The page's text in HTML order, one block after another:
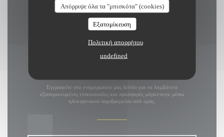
Απόρριψε όλα τα "μπισκότα" (cookies)
Εξατομίκευση
Πολιτική απορρήτου
undefined
Εγγραφείτε στο ενημερωτικό μας δελτίο για να λαμβάνετε
εξατομικευμένες επικοινωνίες και προσφορές μάρκετινγκ μέσω
ηλεκτρονικού ταχυδρομείου από εμάς.